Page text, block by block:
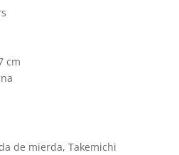
cm
de mierda, Takemichi